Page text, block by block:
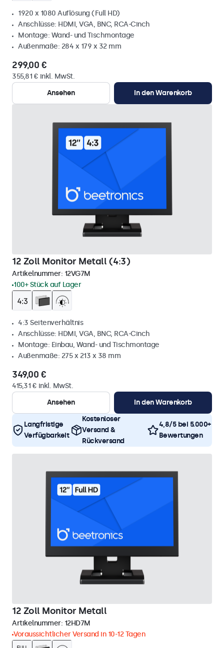
1920 x 1080 Auflösung (Full HD)
Anschlüsse: HDMI, VGA, BNC, RCA-Cinch
Montage: Wand- und Tischmontage
Außenmaße: 284 x 179 x 32 mm
299,00 €
355,81 € inkl. MwSt.
Ansehen
In den Warenkorb
12 Zoll Monitor Metall (4:3)
Artikelnummer: 12VG7M
100+ Stück auf Lager
4:3 Seitenverhältnis
Anschlüsse: HDMI, VGA, BNC, RCA-Cinch
Montage: Einbau, Wand- und Tischmontage
Außenmaße: 275 x 213 x 38 mm
349,00 €
415,31 € inkl. MwSt.
Ansehen
In den Warenkorb
Langfristige
Verfügbarkeit
Kostenloser
Versand &
Rückversand
4,8/5 bei 5.000+
Bewertungen
12 Zoll Monitor Metall
Artikelnummer: 12HD7M
Voraussichtlicher Versand in 10-12 Tagen